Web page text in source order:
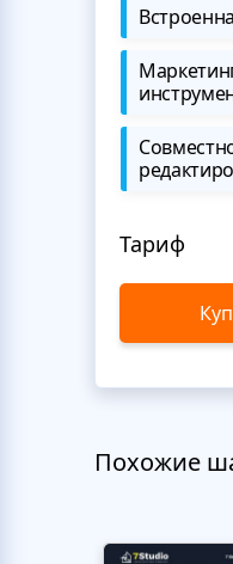
Тариф
Похожие